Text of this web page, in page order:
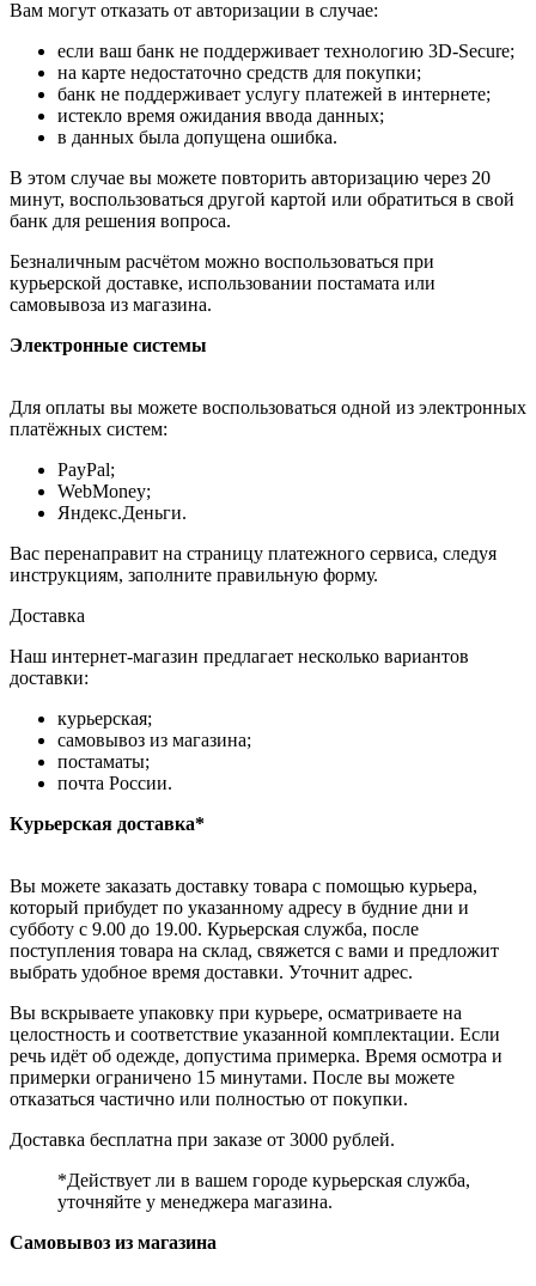
Вам могут отказать от авторизации в случае:
если ваш банк не поддерживает технологию 3D-Secure;
на карте недостаточно средств для покупки;
банк не поддерживает услугу платежей в интернете;
истекло время ожидания ввода данных;
в данных была допущена ошибка.
В этом случае вы можете повторить авторизацию через 20
минут, воспользоваться другой картой или обратиться в свой
банк для решения вопроса.
Безналичным расчётом можно воспользоваться при
курьерской доставке, использовании постамата или
самовывоза из магазина.
Электронные системы
Для оплаты вы можете воспользоваться одной из электронных
платёжных систем:
PayPal;
WebMoney;
Яндекс.Деньги.
Вас перенаправит на страницу платежного сервиса, следуя
инструкциям, заполните правильную форму.
Доставка
Наш интернет-магазин предлагает несколько вариантов
доставки:
курьерская;
самовывоз из магазина;
постаматы;
почта России.
Курьерская доставка*
Вы можете заказать доставку товара с помощью курьера,
который прибудет по указанному адресу в будние дни и
субботу с 9.00 до 19.00. Курьерская служба, после
поступления товара на склад, свяжется с вами и предложит
выбрать удобное время доставки. Уточнит адрес.
Вы вскрываете упаковку при курьере, осматриваете на
целостность и соответствие указанной комплектации. Если
речь идёт об одежде, допустима примерка. Время осмотра и
примерки ограничено 15 минутами. После вы можете
отказаться частично или полностью от покупки.
Доставка бесплатна при заказе от 3000 рублей.
*Действует ли в вашем городе курьерская служба,
уточняйте у менеджера магазина.
Самовывоз из магазина